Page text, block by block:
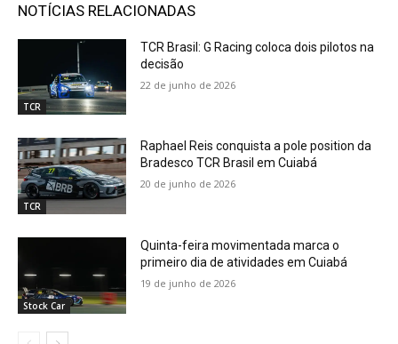
NOTÍCIAS RELACIONADAS
TCR
TCR Brasil: G Racing coloca dois pilotos na
decisão
22 de junho de 2026
TCR
Raphael Reis conquista a pole position da
Bradesco TCR Brasil em Cuiabá
20 de junho de 2026
Stock Car
Quinta-feira movimentada marca o
primeiro dia de atividades em Cuiabá
19 de junho de 2026